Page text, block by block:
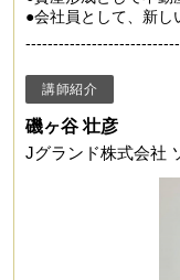
●会社員として、新し
講師紹介
磯ヶ谷 壮彦
Jグランド株式会社